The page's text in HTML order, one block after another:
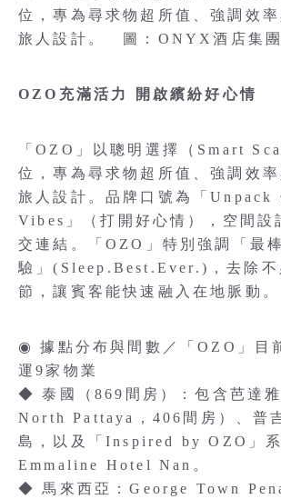
位，專為尋求物超所值、強調效
旅人設計。 圖：ONYX酒店集
OZO充滿活力 開啟繽紛好心情
「OZO」以聰明選擇（Smart
位，專為尋求物超所值、強調效
旅人設計。品牌口號為「Unpack
Vibes」（打開好心情），空間設
交連結。「OZO」特別強調「最
驗」(Sleep.Best.Ever.)，去除不
節，讓賓客能快速融入在地脈動。
◉ 據點分布與間數／「OZO」目
運9家物業
◆ 泰國（869間房）：包含芭達
North Pattaya，406間房）、普
島，以及「Inspired by OZO」
Emmaline Hotel Nan。
◆ 馬來西亞：George Town